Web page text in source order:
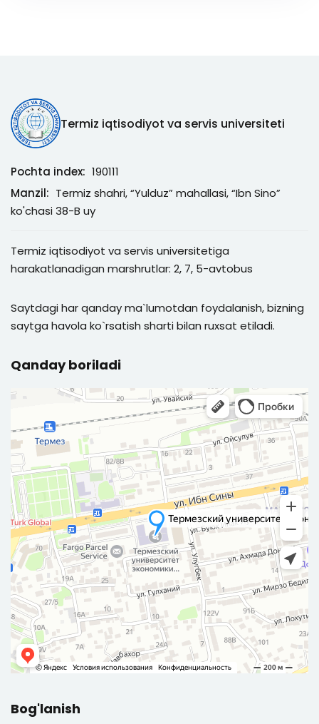
Termiz iqtisodiyot va servis universiteti
Pochta index: 190111
Manzil: Termiz shahri, “Yulduz” mahallasi, “Ibn Sino”
ko'chasi 38-B uy
Termiz iqtisodiyot va servis universitetiga
harakatlanadigan marshrutlar: 2, 7, 5-avtobus
Saytdagi har qanday ma`lumotdan foydalanish, bizning
saytga havola ko`rsatish sharti bilan ruxsat etiladi.
Qanday boriladi
Bog'lanish